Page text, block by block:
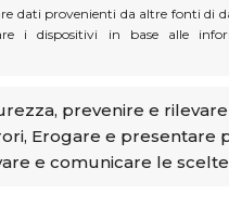
dati provenienti da altre fonti di
i dispositivi in base alle
prevenire e
Erogare e presentare
e comunicare le